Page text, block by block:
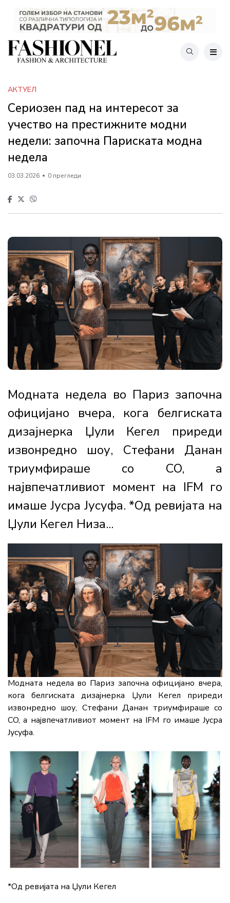
АКТУЕЛ
Сериозен пад на интересот за
учество на престижните модни
недели: започна Париската модна
недела
03.03.2026 0 прегледи
Модната недела во Париз започна
официјано вчера, кога белгиската
дизајнерка Џули Кегел приреди
извонредно шоу, Стефани Данан
триумфираше со CO, а
највпечатливиот момент на IFM го
имаше Јусра Јусуфа. *Од ревијата на
Џули Кегел Низа...
Модната недела во Париз започна официјано вчера,
кога белгиската дизајнерка Џули Кегел приреди
извонредно шоу, Стефани Данан триумфираше со
CO, а највпечатливиот момент на IFM го имаше Јусра
Јусуфа.
*Од ревијата на Џули Кегел